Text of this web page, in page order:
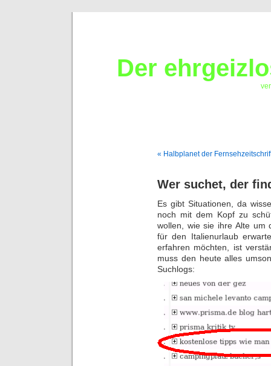
Der
« Halbplanet der
Wer suchet, der
Es gibt Situationen, da
noch mit dem Kopf zu
wollen, wie sie ihre Alte um
für den Italienurlaub
erfahren möchten, ist
muss den heute alles
Suchlogs: